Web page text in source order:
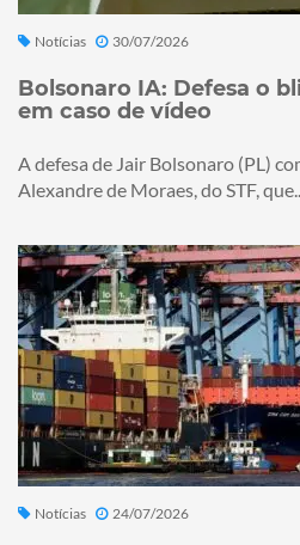
Notícias 30/07/2026
Bolsonaro IA: Defesa o
em caso de vídeo
A defesa de Jair Bolsonaro (PL)
Alexandre de Moraes, do STF,
Notícias 24/07/2026